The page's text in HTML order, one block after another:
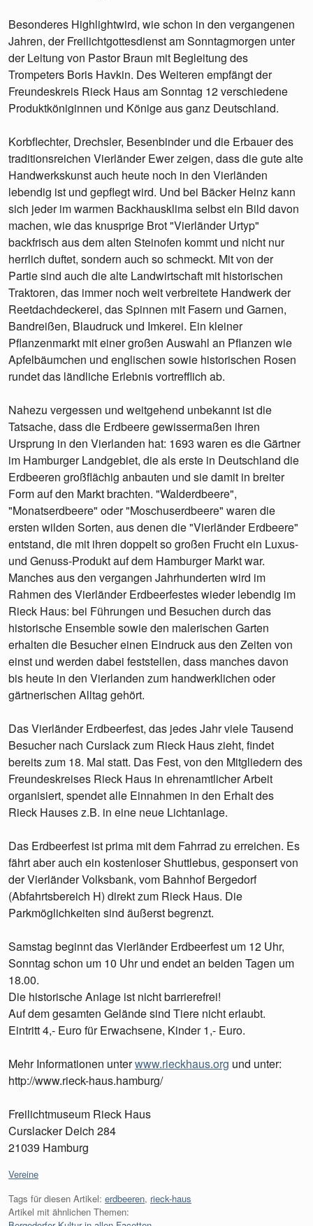
Besonderes Highlightwird, wie schon in den vergangenen
Jahren, der Freilichtgottesdienst am Sonntagmorgen unter
der Leitung von Pastor Braun mit Begleitung des
Trompeters Boris Havkin. Des Weiteren empfängt der
Freundeskreis Rieck Haus am Sonntag 12 verschiedene
Produktköniginnen und Könige aus ganz Deutschland.
Korbflechter, Drechsler, Besenbinder und die Erbauer des
traditionsreichen Vierländer Ewer zeigen, dass die gute alte
Handwerkskunst auch heute noch in den Vierländen
lebendig ist und gepflegt wird. Und bei Bäcker Heinz kann
sich jeder im warmen Backhausklima selbst ein Bild davon
machen, wie das knusprige Brot "Vierländer Urtyp"
backfrisch aus dem alten Steinofen kommt und nicht nur
herrlich duftet, sondern auch so schmeckt. Mit von der
Partie sind auch die alte Landwirtschaft mit historischen
Traktoren, das immer noch weit verbreitete Handwerk der
Reetdachdeckerei, das Spinnen mit Fasern und Garnen,
Bandreißen, Blaudruck und Imkerei. Ein kleiner
Pflanzenmarkt mit einer großen Auswahl an Pflanzen wie
Apfelbäumchen und englischen sowie historischen Rosen
rundet das ländliche Erlebnis vortrefflich ab.
Nahezu vergessen und weitgehend unbekannt ist die
Tatsache, dass die Erdbeere gewissermaßen ihren
Ursprung in den Vierlanden hat: 1693 waren es die Gärtner
im Hamburger Landgebiet, die als erste in Deutschland die
Erdbeeren großflächig anbauten und sie damit in breiter
Form auf den Markt brachten. "Walderdbeere",
"Monatserdbeere" oder "Moschuserdbeere" waren die
ersten wilden Sorten, aus denen die "Vierländer Erdbeere"
entstand, die mit ihren doppelt so großen Frucht ein Luxus-
und Genuss-Produkt auf dem Hamburger Markt war.
Manches aus den vergangen Jahrhunderten wird im
Rahmen des Vierländer Erdbeerfestes wieder lebendig im
Rieck Haus: bei Führungen und Besuchen durch das
historische Ensemble sowie den malerischen Garten
erhalten die Besucher einen Eindruck aus den Zeiten von
einst und werden dabei feststellen, dass manches davon
bis heute in den Vierlanden zum handwerklichen oder
gärtnerischen Alltag gehört.
Das Vierländer Erdbeerfest, das jedes Jahr viele Tausend
Besucher nach Curslack zum Rieck Haus zieht, findet
bereits zum 18. Mal statt. Das Fest, von den Mitgliedern des
Freundeskreises Rieck Haus in ehrenamtlicher Arbeit
organisiert, spendet alle Einnahmen in den Erhalt des
Rieck Hauses z.B. in eine neue Lichtanlage.
Das Erdbeerfest ist prima mit dem Fahrrad zu erreichen. Es
fährt aber auch ein kostenloser Shuttlebus, gesponsert von
der Vierländer Volksbank, vom Bahnhof Bergedorf
(Abfahrtsbereich H) direkt zum Rieck Haus. Die
Parkmöglichkeiten sind äußerst begrenzt.
Samstag beginnt das Vierländer Erdbeerfest um 12 Uhr,
Sonntag schon um 10 Uhr und endet an beiden Tagen um
18.00.
Die historische Anlage ist nicht barrierefrei!
Auf dem gesamten Gelände sind Tiere nicht erlaubt.
Eintritt 4,- Euro für Erwachsene, Kinder 1,- Euro.
Mehr Informationen unterwww.rieckhaus.org und unter:
http://www.rieck-haus.hamburg/
Freilichtmuseum Rieck Haus
Curslacker Deich 284
21039 Hamburg
Kategorien:
Vereine
Tags für diesen Artikel: erdbeeren, rieck-haus
Artikel mit ähnlichen Themen: